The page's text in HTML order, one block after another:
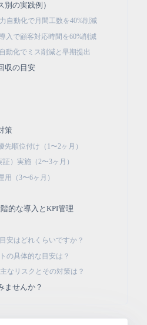
の実践例）
自動化で月間工数を40%削減
入で顧客対応時間を60%削減
動化でミス削減と早期提出
収の目安
策
順位付け（1〜2ヶ月）
）実施（2〜3ヶ月）
（3〜6ヶ月）
的な導入とKPI管理
安はどれくらいですか？
の具体的な目安は？
なリスクとその対策は？
ませんか？